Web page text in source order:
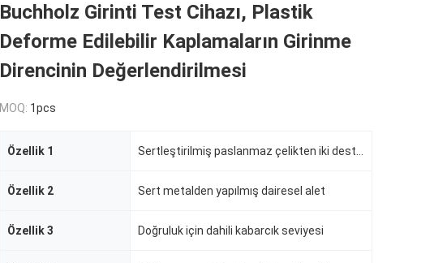
Buchholz Girinti Test Cihazı, Plastik
Deforme Edilebilir Kaplamaların Girinme
Direncinin Değerlendirilmesi
MOQ: 1pcs
Özellik 1
Özellik 2 Sert metalden yapılmış dairesel alet
Özellik 3 Doğruluk için dahili kabarcık seviyesi